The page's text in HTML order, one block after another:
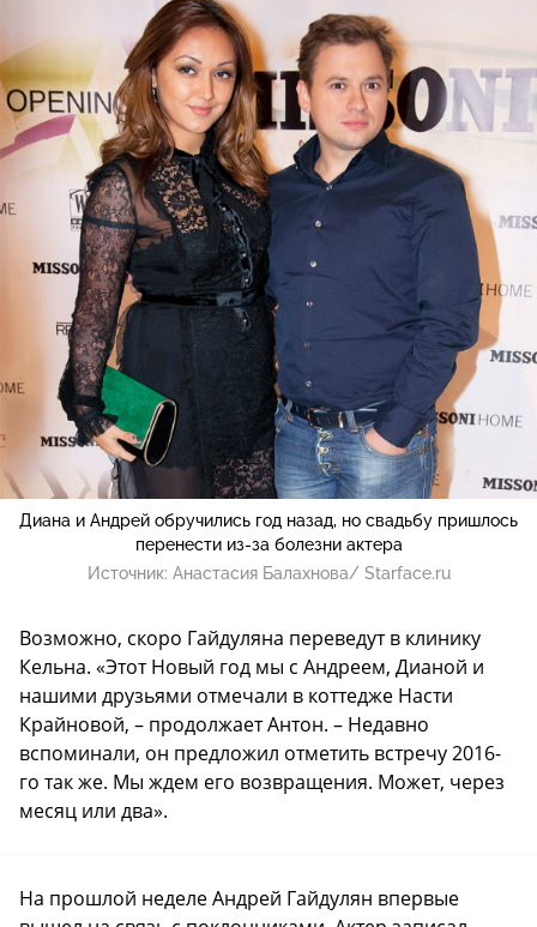
Диана и Андрей обручились год назад, но свадьбу пришлось
перенести из-за болезни актера
Источник: Анастасия Балахнова/ Starface.ru
Возможно, скоро Гайдуляна переведут в клинику
Кельна. «Этот Новый год мы с Андреем, Дианой и
нашими друзьями отмечали в коттедже Насти
Крайновой, – продолжает Антон. – Недавно
вспоминали, он предложил отметить встречу 2016-
го так же. Мы ждем его возвращения. Может, через
месяц или два».
На прошлой неделе Андрей Гайдулян впервые